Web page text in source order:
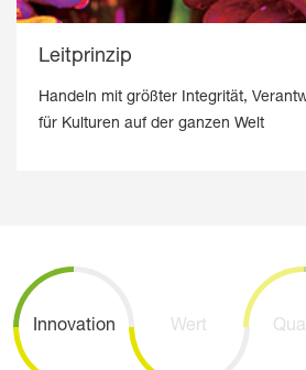
Leitprinzip
Handeln mit größter Integrität,
für Kulturen auf der ganzen Welt
Innovation Wert